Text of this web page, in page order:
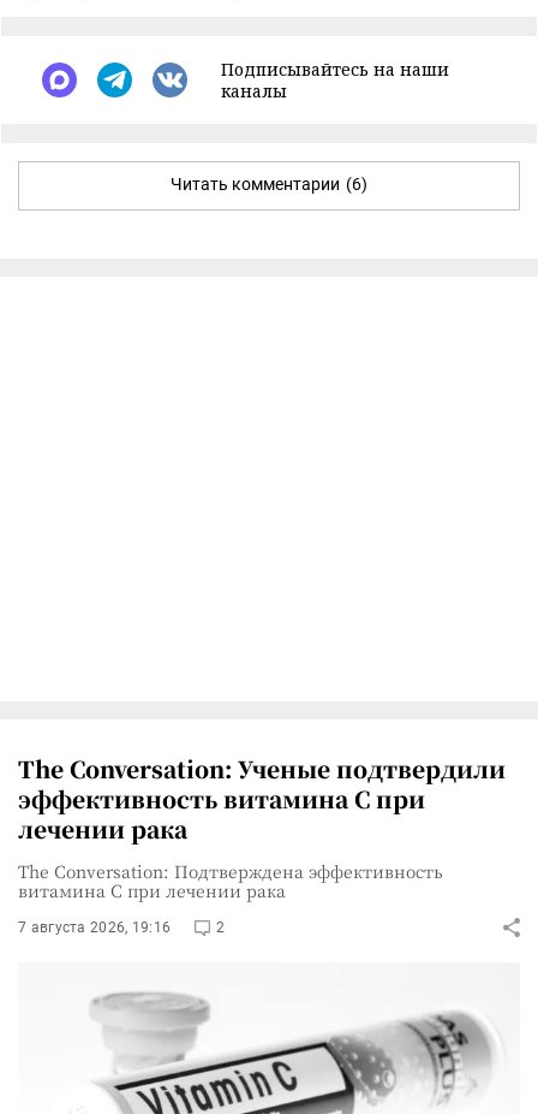
Подписывайтесь на наши
каналы
Читать комментарии (6)
The Conversation: Ученые подтвердили
эффективность витамина C при
лечении рака
The Conversation: Подтверждена эффективность
витамина C при лечении рака
7 августа 2026, 19:16 2